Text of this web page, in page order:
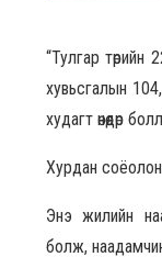
“Тулгар
хувьсгалын
худагт өнөөдөр
Хурдан
Энэ жилийн
болж,